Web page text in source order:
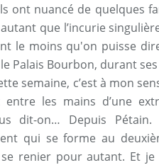
ont nuancé de quelques
que l’incurie
le moins qu'on puisse
Palais Bourbon, durant
semaine, c’est à mon
les mains d’une
dit-on… Depuis
qui se forme au
renier pour autant. Et